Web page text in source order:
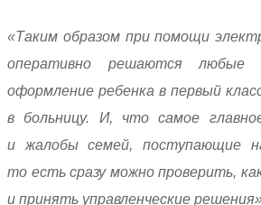
«Таким образом при помощи
оперативно решаются любые
оформление ребенка в первый
в больницу. И, что самое
и жалобы семей, поступающие
то есть сразу можно проверить,
и принять управленческие